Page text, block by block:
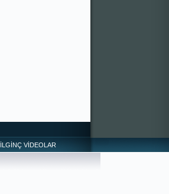
İLGİNÇ VİDEOLAR